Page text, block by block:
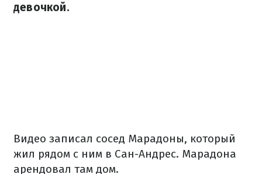
девочкой.
Видео записал сосед Марадоны, который
жил рядом с ним в Сан-Андрес. Марадона
арендовал там дом.